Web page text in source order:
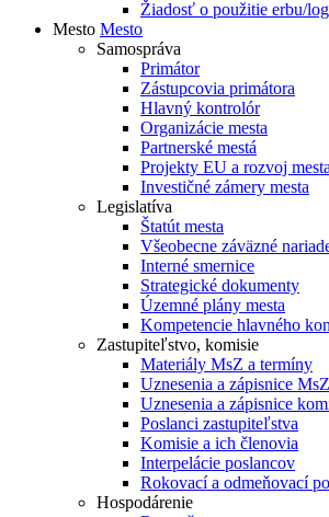
Žiadosť o použitie erbu/
Mesto Mesto
Samospráva
Primátor
Zástupcovia primátora
Hlavný kontrolór
Organizácie mesta
Partnerské mestá
Projekty EU a rozvoj mesta
Investičné zámery mesta
Legislatíva
Štatút mesta
Všeobecne záväzné
Interné smernice
Strategické dokumenty
Územné plány mesta
Kompetencie hlavného
Zastupiteľstvo, komisie
Materiály MsZ a termíny
Uznesenia a zápisnice MsZ
Uznesenia a zápisnice
Poslanci zastupiteľstva
Komisie a ich členovia
Interpelácie poslancov
Rokovací a odmeňovací
Hospodárenie